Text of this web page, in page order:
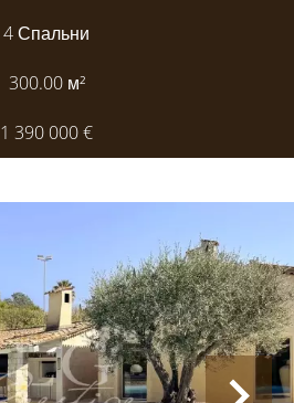
4 Спальни
300.00м²
1 390 000 €